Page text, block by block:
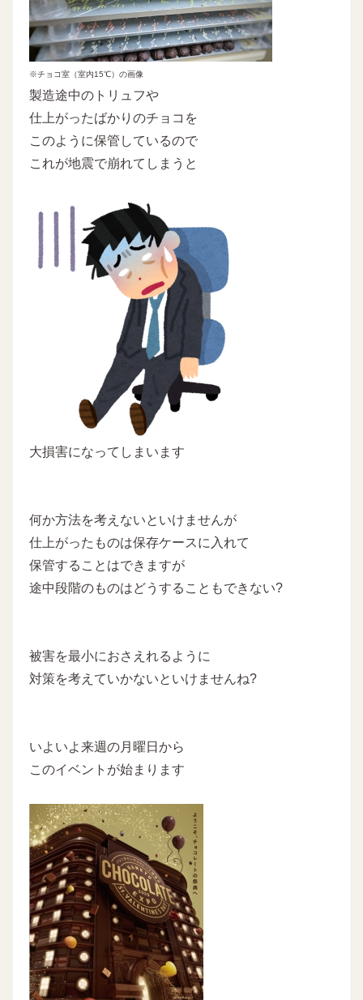
※チョコ室（室内15℃）の画像
製造途中のトリュフや
仕上がったばかりのチョコを
このように保管しているので
これが地震で崩れてしまうと
大損害になってしまいます
何か方法を考えないといけませんが
仕上がったものは保存ケースに入れて
保管することはできますが
途中段階のものはどうすることもできない?
被害を最小におさえれるように
対策を考えていかないといけませんね?
いよいよ来週の月曜日から
このイベントが始まります